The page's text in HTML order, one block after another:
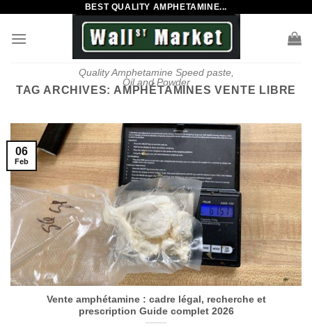
content
BEST QUALITY AMPHETAMINE...
Quality Amphetamine Speed paste,
Oil and Powder
TAG ARCHIVES: AMPHÉTAMINES VENTE LIBRE
Vente amphétamine : cadre légal, recherche et
prescription Guide complet 2026
06
Feb